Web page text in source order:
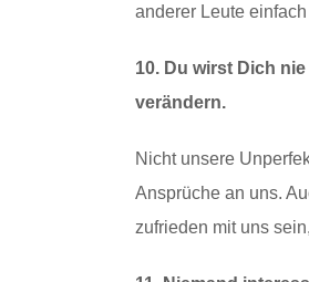
anderer Leute
10. Du wirst Dich
verändern.
Nicht unsere
Ansprüche an uns.
zufrieden mit uns